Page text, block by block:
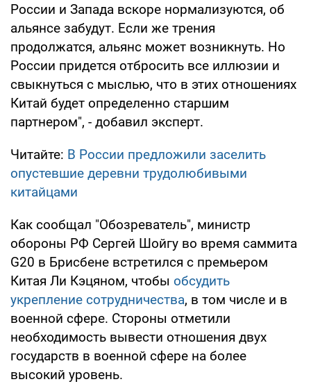
России и Запада вскоре нормализуются, об
альянсе забудут. Если же трения
продолжатся, альянс может возникнуть. Но
России придется отбросить все иллюзии и
свыкнуться с мыслью, что в этих отношениях
Китай будет определенно старшим
партнером", - добавил эксперт.
Читайте: В России предложили заселить
опустевшие деревни трудолюбивыми
китайцами
Как сообщал "Обозреватель", министр
обороны РФ Сергей Шойгу во время саммита
G20 в Брисбене встретился с премьером
Китая Ли Кэцяном, чтобы обсудить
укрепление сотрудничества, в том числе и в
военной сфере. Стороны отметили
необходимость вывести отношения двух
государств в военной сфере на более
высокий уровень.